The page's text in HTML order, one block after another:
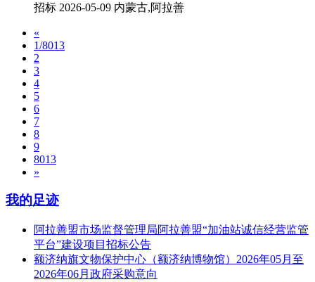
招标 2026-05-09 内蒙古,阿拉善
«
1/8013
2
3
4
5
6
7
8
9
8013
»
我的足迹
阿拉善盟市场监督管理局阿拉善盟“加油站诚信经营监管
平台”建设项目招标公告
额济纳旗文物保护中心（额济纳博物馆）2026年05月至
2026年06月政府采购意向